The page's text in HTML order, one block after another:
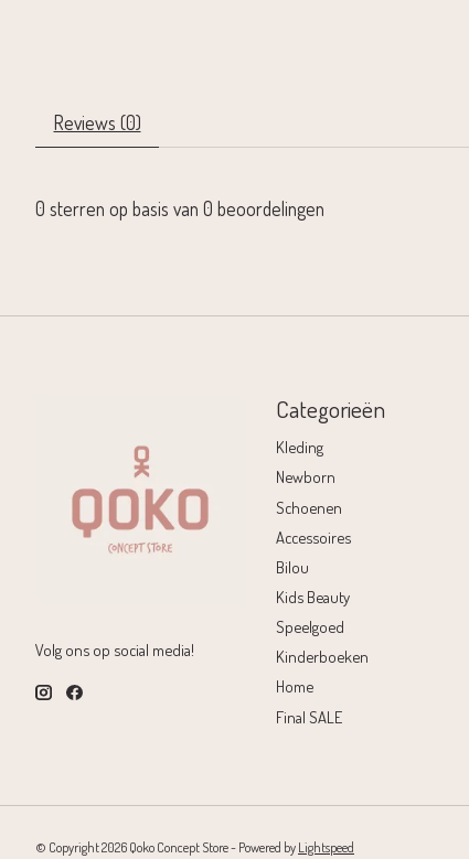
Reviews (0)
0 sterren op basis van 0 beoordelingen
Volg ons op social media!
Categorieën
Kleding
Newborn
Schoenen
Accessoires
Bilou
Kids Beauty
Speelgoed
Kinderboeken
Home
Final SALE
© Copyright 2026 Qoko Concept Store - Powered byLightspeed